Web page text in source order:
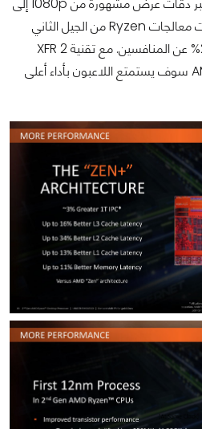
1440p حتى 4K. وبنفس الوقت معالجات Ryzen من الجيل الثاني
تعرض إنشاء محتوى أسرع بـ20% عن المنافسين. مع تقنية XFR 2
المتاحة على جميع منصات AM4 سوف يستمتع اللاعبون بأداء أعلى